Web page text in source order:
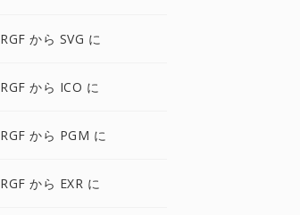
RGF から SVG に
RGF から ICO に
RGF から PGM に
RGF から EXR に